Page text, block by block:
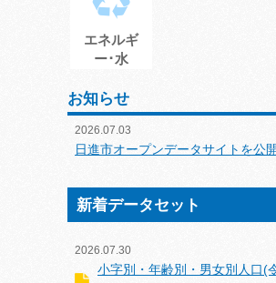
エネルギ
ー･水
お知らせ
2026.07.03
日進市オープンデータサイトを公
新着データセット
2026.07.30
小字別・年齢別・男女別人口(